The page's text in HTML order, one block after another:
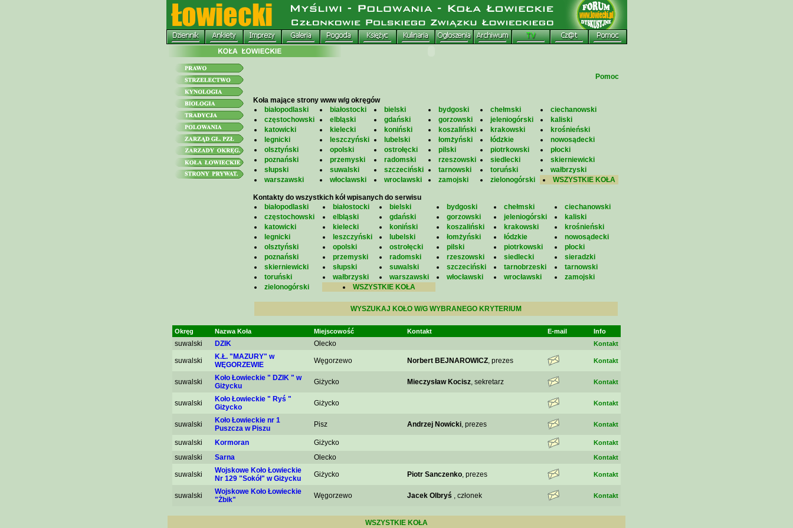
Pomoc
Koła mające strony www w/g okręgów
białopodlaski
białostocki bielski bydgoski chełmski
ciechanowski
częstochowski
elbląski gdański gorzowski jeleniogórski
kaliski
katowicki
kielecki koniński koszaliński krakowski
krośnieński
legnicki
leszczyński lubelski łomżyński łódzkie
nowosądecki
olsztyński
opolski ostrołęcki pilski piotrkowski
płocki
poznański
przemyski radomski rzeszowski siedlecki
skierniewicki
słupski
suwalski szczeciński tarnowski toruński
wałbrzyski
warszawski
włocławski wrocławski zamojski zielonogórski WSZYSTKIE KOŁA
Kontakty do wszystkich kół wpisanych do serwisu
białopodlaski
białostocki bielski bydgoski chełmski
ciechanowski
częstochowski
elbląski gdański gorzowski jeleniogórski
kaliski
katowicki
kielecki koniński koszaliński krakowski
krośnieński
legnicki
leszczyński lubelski łomżyński łódzkie
nowosądecki
olsztyński
opolski ostrołęcki pilski piotrkowski
płocki
poznański
przemyski radomski rzeszowski siedlecki
sieradzki
skierniewicki
słupski suwalski szczeciński tarnobrzeski
tarnowski
toruński
wałbrzyski warszawski włocławski wrocławski
zamojski
zielonogórski
WSZYSTKIE KOŁA
WYSZUKAJ KOŁO W/G WYBRANEGO KRYTERIUM
Okręg Nazwa Koła Miejscowość Kontakt E-mail Info
suwalski DZIK Olecko Kontakt
suwalski
K.Ł. "MAZURY" w
WĘGORZEWIE
Węgorzewo Norbert BEJNAROWICZ, prezes Kontakt
suwalski
Koło Łowieckie " DZIK " w
Giżycku
Giżycko Mieczysław Kocisz, sekretarz Kontakt
suwalski
Koło Łowieckie " Ryś "
Giżycko
Giżycko Kontakt
suwalski
Koło Łowieckie nr 1
Puszcza w Piszu
Pisz Andrzej Nowicki, prezes Kontakt
suwalski Kormoran Giżycko Kontakt
suwalski Sarna Olecko Kontakt
suwalski
Wojskowe Koło Łowieckie
Nr 129 "Sokół" w Giżycku
Giżycko Piotr Sanczenko, prezes Kontakt
suwalski
Wojskowe Koło Łowieckie
"Żbik"
Węgorzewo Jacek Olbryś , członek Kontakt
WSZYSTKIE KOŁA